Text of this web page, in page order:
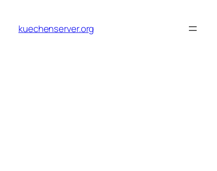
content
kuechenserver.org